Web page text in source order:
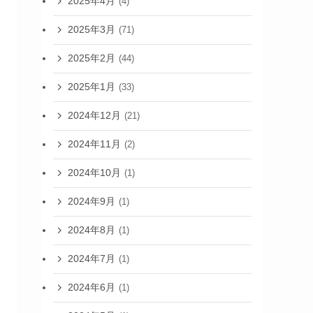
2025年3月 (71)
2025年2月 (44)
2025年1月 (33)
2024年12月 (21)
2024年11月 (2)
2024年10月 (1)
2024年9月 (1)
2024年8月 (1)
2024年7月 (1)
2024年6月 (1)